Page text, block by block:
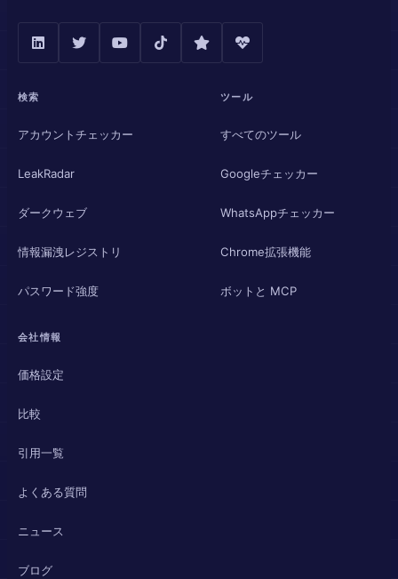
検索
アカウントチェッカー
LeakRadar
ダークウェブ
情報漏洩レジストリ
パスワード強度
ツール
すべてのツール
Googleチェッカー
WhatsAppチェッカー
Chrome拡張機能
ボットと MCP
会社情報
価格設定
比較
引用一覧
よくある質問
ニュース
ブログ